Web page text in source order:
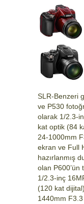
SLR-Benzeri
ve P530
olarak 1/2.3-
kat optik (84
24-1000mm
ekran ve Full
hazırlanmış
olan P600’ün
1/2.3-inç
(120 kat
1440mm